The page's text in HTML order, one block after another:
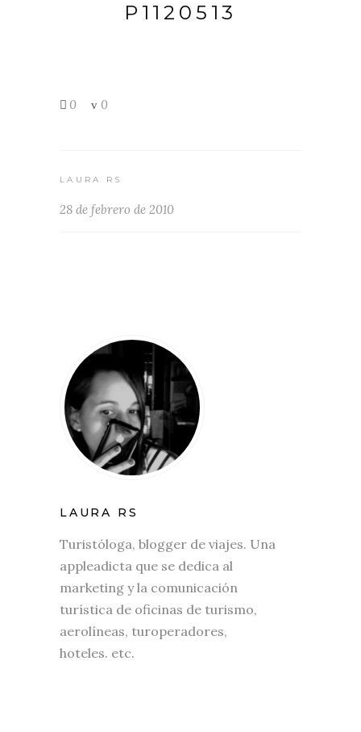
P1120513
0 0
LAURA RS
28 de febrero de 2010
LAURA RS
Turistóloga, blogger de viajes. Una
appleadicta que se dedica al
marketing y la comunicación
turística de oficinas de turismo,
aerolíneas, turoperadores,
hoteles. etc.